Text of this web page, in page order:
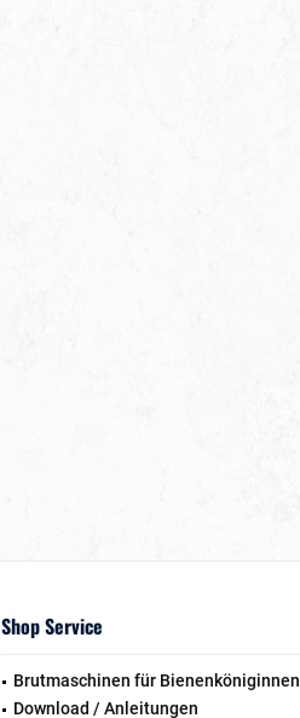
Shop Service
Brutmaschinen für Bienenköniginnen
Download / Anleitungen